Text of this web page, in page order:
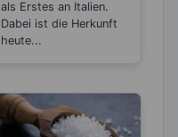
als Erstes an Italien.
Dabei ist die Herkunft
heute...